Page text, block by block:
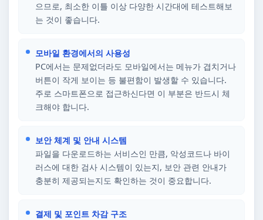
으므로, 최소한 이틀 이상 다양한 시간대에 테스트해보
는 것이 좋습니다.
모바일 환경에서의 사용성
PC에서는 문제없더라도 모바일에서는 메뉴가 겹치거나
버튼이 작게 보이는 등 불편함이 발생할 수 있습니다.
주로 스마트폰으로 접근하신다면 이 부분은 반드시 체
크해야 합니다.
보안 체계 및 안내 시스템
파일을 다운로드하는 서비스인 만큼, 악성코드나 바이
러스에 대한 검사 시스템이 있는지, 보안 관련 안내가
충분히 제공되는지도 확인하는 것이 중요합니다.
결제 및 포인트 차감 구조